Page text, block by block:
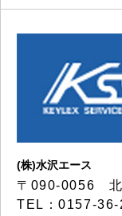
(株)水沢エース
〒090-0056 北
TEL：0157-